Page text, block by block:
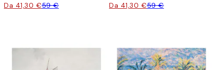
Da 41,30 €59 € Da 41,30 €59 €